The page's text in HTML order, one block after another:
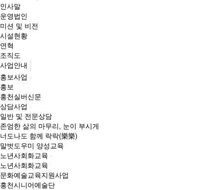
인사말
운영법인
미션 및 비전
시설현황
연혁
조직도
사업안내
홍보사업
홍보
홍천실버신문
상담사업
일반 및 전문상담
존엄한 삶의 마무리, 눈이 부시게
너도나도 함께 락락(樂樂)
말벗도우미 양성교육
노년사회화교육
노년사회화교육
문화예술교육지원사업
홍천시니어예술단